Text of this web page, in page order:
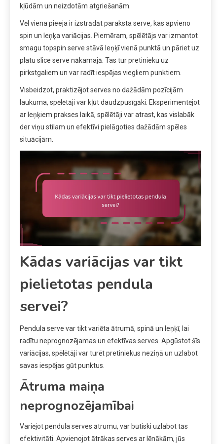
kļūdām un neizdotām atgriešanām.
Vēl viena pieeja ir izstrādāt paraksta serve, kas apvieno
spin un leņķa variācijas. Piemēram, spēlētājs var izmantot
smagu topspin serve stāvā leņķī vienā punktā un pāriet uz
platu slice serve nākamajā. Tas tur pretinieku uz
pirkstgaliem un var radīt iespējas viegliem punktiem.
Visbeidzot, praktizējot serves no dažādām pozīcijām
laukuma, spēlētāji var kļūt daudzpusīgāki. Eksperimentējot
ar leņķiem prakses laikā, spēlētāji var atrast, kas vislabāk
der viņu stilam un efektīvi pielāgoties dažādām spēles
situācijām.
Kādas variācijas var tikt
pielietotas pendula
servei?
Pendula serve var tikt variēta ātrumā, spinā un leņķī, lai
radītu neprognozējamas un efektīvas serves. Apgūstot šīs
variācijas, spēlētāji var turēt pretiniekus neziņā un uzlabot
savas iespējas gūt punktus.
Ātruma maiņa
neprognozējamībai
Variējot pendula serves ātrumu, var būtiski uzlabot tās
efektivitāti. Apvienojot ātrākas serves ar lēnākām, jūs